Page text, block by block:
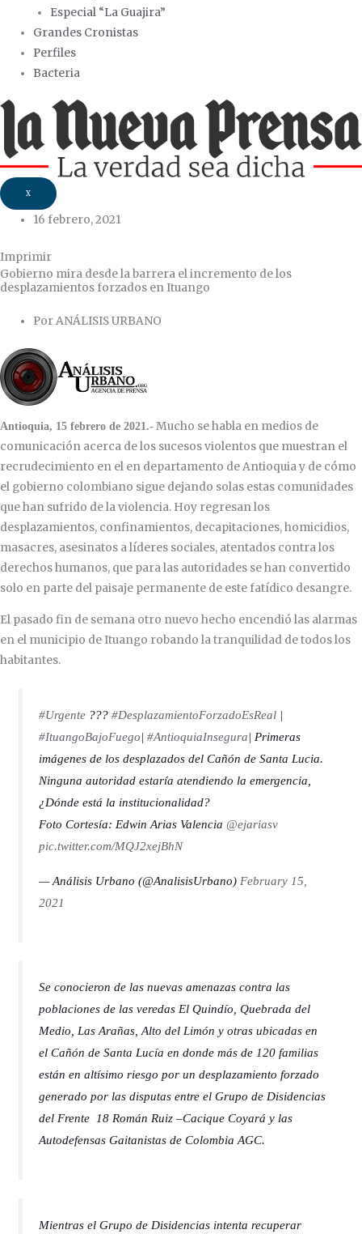
Especial “La Guajira”
Grandes Cronistas
Perfiles
Bacteria
X
16 febrero, 2021
Imprimir
Gobierno mira desde la barrera el incremento de los
desplazamientos forzados en Ituango
Por ANÁLISIS URBANO
Antioquia, 15 febrero de 2021.- Mucho se habla en medios de
comunicación acerca de los sucesos violentos que muestran el
recrudecimiento en el en departamento de Antioquia y de cómo
el gobierno colombiano sigue dejando solas estas comunidades
que han sufrido de la violencia. Hoy regresan los
desplazamientos, confinamientos, decapitaciones, homicidios,
masacres, asesinatos a líderes sociales, atentados contra los
derechos humanos, que para las autoridades se han convertido
solo en parte del paisaje permanente de este fatídico desangre.
El pasado fin de semana otro nuevo hecho encendió las alarmas
en el municipio de Ituango robando la tranquilidad de todos los
habitantes.
#Urgente??? #DesplazamientoForzadoEsReal|
#ItuangoBajoFuego| #AntioquiaInsegura| Primeras
imágenes de los desplazados del Cañón de Santa Lucia.
Ninguna autoridad estaría atendiendo la emergencia,
¿Dónde está la institucionalidad?
Foto Cortesía: Edwin Arias Valencia @ejariasv
pic.twitter.com/MQJ2xejBhN
— Análisis Urbano (@AnalisisUrbano) February 15,
2021
Se conocieron de las nuevas amenazas contra las
poblaciones de las veredas El Quindío, Quebrada del
Medio, Las Arañas, Alto del Limón y otras ubicadas en
el Cañón de Santa Lucía en donde más de 120 familias
están en altísimo riesgo por un desplazamiento forzado
generado por las disputas entre el Grupo de Disidencias
del Frente 18 Román Ruiz –Cacique Coyará y las
Autodefensas Gaitanistas de Colombia AGC.
Mientras el Grupo de Disidencias intenta recuperar